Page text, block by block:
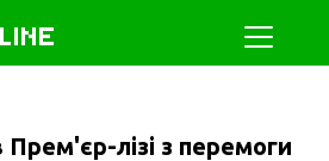
Прем'єр-лізі з перемоги